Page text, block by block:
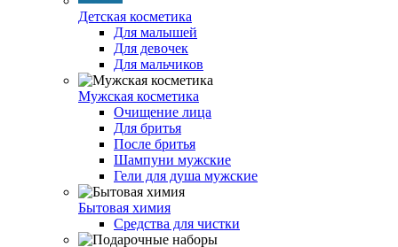
Детская косметика
Для малышей
Для девочек
Для мальчиков
Мужская косметика
Очищение лица
Для бритья
После бритья
Шампуни мужские
Гели для душа мужские
Бытовая химия
Средства для чистки